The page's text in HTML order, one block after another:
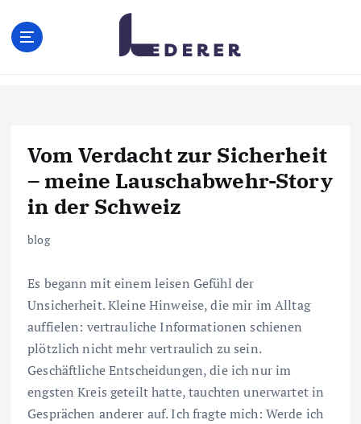
Vom Verdacht zur Sicherheit
– meine Lauschabwehr-Story
in der Schweiz
blog
Es begann mit einem leisen Gefühl der
Unsicherheit. Kleine Hinweise, die mir im Alltag
auffielen: vertrauliche Informationen schienen
plötzlich nicht mehr vertraulich zu sein.
Geschäftliche Entscheidungen, die ich nur im
engsten Kreis geteilt hatte, tauchten unerwartet in
Gesprächen anderer auf. Ich fragte mich: Werde ich